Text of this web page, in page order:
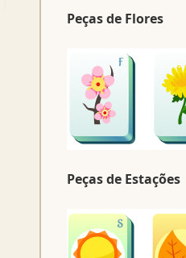
Peças de Flores
Peças de Estações